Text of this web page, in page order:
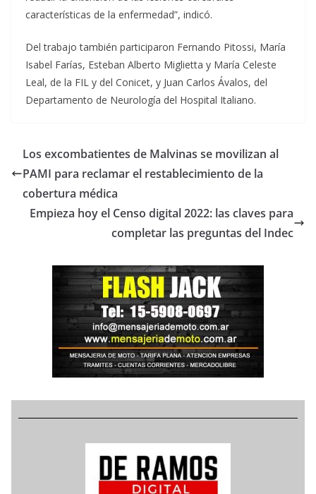
características de la enfermedad”, indicó.
Del trabajo también participaron Fernando Pitossi, María
Isabel Farías, Esteban Alberto Miglietta y María Celeste
Leal, de la FIL y del Conicet, y Juan Carlos Ávalos, del
Departamento de Neurología del Hospital Italiano.
Los excombatientes de Malvinas se movilizan al
PAMI para reclamar el restablecimiento de la
cobertura médica
Empieza hoy el Censo digital 2022: las claves para
completar las preguntas del Indec